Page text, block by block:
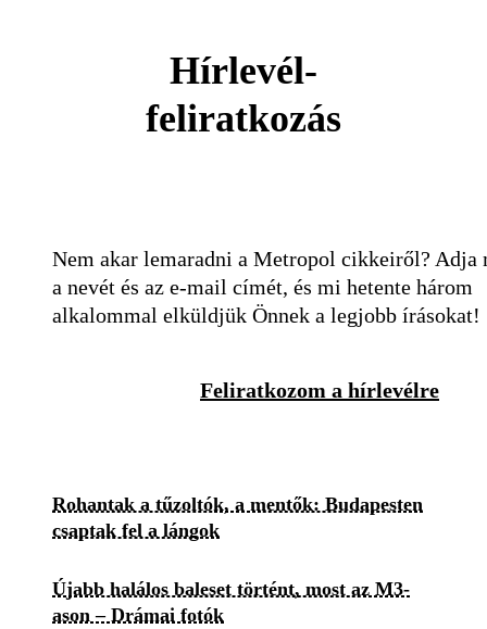
Hírlevél-
feliratkozás
Nem akar lemaradni a Metropol cikkeiről? Adja
a nevét és az e-mail címét, és mi hetente három
alkalommal elküldjük Önnek a legjobb írásokat!
Feliratkozom a hírlevélre
Rohantak a tűzoltók, a mentők: Budapesten
csaptak fel a lángok
Újabb halálos baleset történt, most az M3-
ason – Drámai fotók